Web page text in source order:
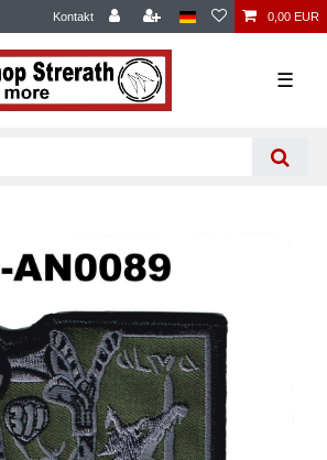
Kontakt 0,00 EUR
☰